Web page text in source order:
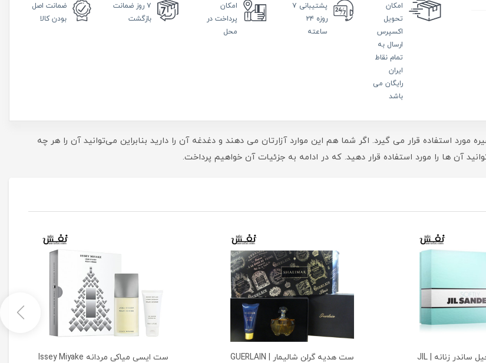
امکان
تحویل
اکسپرس
ارسال به
تمام نقاط
ایران
رایگان می
باشد
پشتیبانی ۷
روزه ۲۴
ساعته
امکان
پرداخت در
محل
۷ روز
ضمانت
بازگشت
ضمانت اصل
بودن کالا
استفاده قرار می گیرد. اگر شما هم این موارد آزارتان می دهند و دغدغه آن را دارید بنابراین می‌توانید آن را هر چه
آن ها را مورد استفاده قرار دهید. که در ادامه به جزئیات آن خواهیم پرداخت.
ست هدیه عطر جیل ساندر زنانه | JIL
ست هدیه گرلن شالیمار | GUERLAIN
ست ایسی میاکی مردانه Issey Miyake